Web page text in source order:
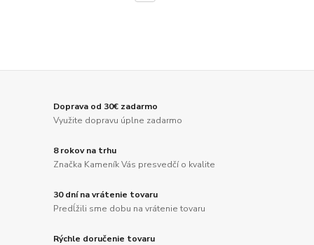
Doprava od 30€ zadarmo
Využite dopravu úplne zadarmo
8 rokov na trhu
Značka Kameník Vás presvedčí o kvalite
30 dní na vrátenie tovaru
Predĺžili sme dobu na vrátenie tovaru
Rýchle doručenie tovaru